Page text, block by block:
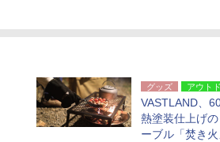
グッズ アウト
VASTLAND、
熱塗装仕上げ
ーブル「焚き